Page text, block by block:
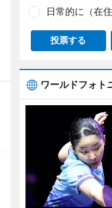
日常的に（在
投票する
ワールドフォト